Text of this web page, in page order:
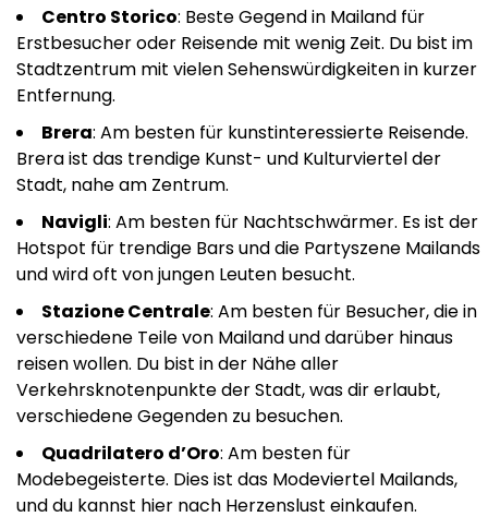
Centro Storico: Beste Gegend in Mailand für
Erstbesucher oder Reisende mit wenig Zeit. Du bist im
Stadtzentrum mit vielen Sehenswürdigkeiten in kurzer
Entfernung.
Brera: Am besten für kunstinteressierte Reisende.
Brera ist das trendige Kunst- und Kulturviertel der
Stadt, nahe am Zentrum.
Navigli: Am besten für Nachtschwärmer. Es ist der
Hotspot für trendige Bars und die Partyszene Mailands
und wird oft von jungen Leuten besucht.
Stazione Centrale: Am besten für Besucher, die in
verschiedene Teile von Mailand und darüber hinaus
reisen wollen. Du bist in der Nähe aller
Verkehrsknotenpunkte der Stadt, was dir erlaubt,
verschiedene Gegenden zu besuchen.
Quadrilatero d’Oro: Am besten für
Modebegeisterte. Dies ist das Modeviertel Mailands,
und du kannst hier nach Herzenslust einkaufen.